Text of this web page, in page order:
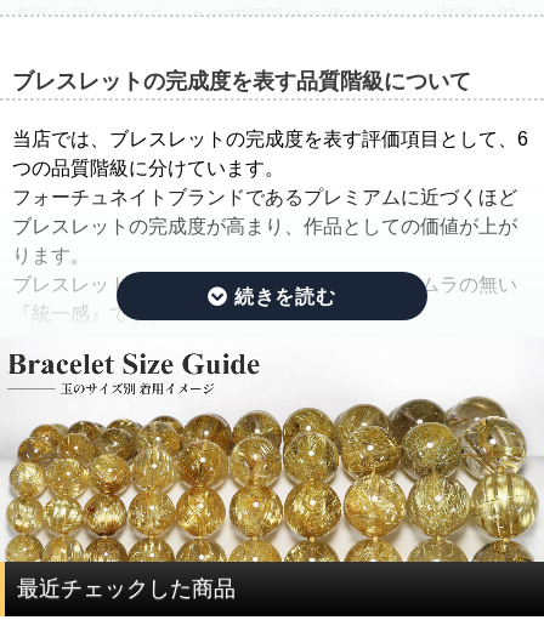
表面に現れたクラックや空洞部分の磨けなかった箇所、部
ばれています。
そこで当店では、ルチルクォーツブレスレットを仕入れた
ままの状態でご紹介するのではなく、手間ひまをかけた
「組み替え作業」を行っています。
この作業では、ルチルのタイプ(ルチルの入り方、ルチルの
太さ、ルチルの色味、ルチルの内包量)と、水晶の透明度を
できる限り揃えるように努めています。
限り取り除き、ブレスレットを組み直すことで、製品とし
ての品質を大幅に高めています。
通常、この組み替え作業を行うには、同じサイズ、同じ品
質のブレスレットを複数用意する必要があり、費用がかさ
んでしまい容易なことではありません。
ですが、ルチルクォーツに特化した専門店だからこそ、一
サイズ毎に本数も揃うことで、この組み替え作業を可能と
ブレスレットの完成度を表す品質階級について
当店では、ブレスレットの完成度を表す評価項目として、6
つの品質階級に分けています。
フォーチュネイトブランドであるプレミアムに近づくほど
ブレスレットの完成度が高まり、作品としての価値が上が
ります。
ブレスレットの完成度を決める基準は、品質にムラの無い
『統一感』です。
その統一感とは何かをご説明したいと思います。
ルチルクォーツは、水晶にルチルが内包されている鉱物で
す。
ルチルクォーツを評価する際には、ルチルと水晶で分けて
評価する必要があります。
ルチルクォーツの評価は、「ルチル」「水晶」の2つの要素
で決まります。
最近チェックした商品